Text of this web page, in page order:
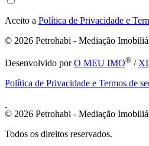
Aceito a Política de Privacidade e
© 2026 Petrohabi - Mediação
Desenvolvido porO MEU IMO® /
Política de Privacidade e Termos de
© 2026 Petrohabi - Mediação
Todos os direitos reservados.